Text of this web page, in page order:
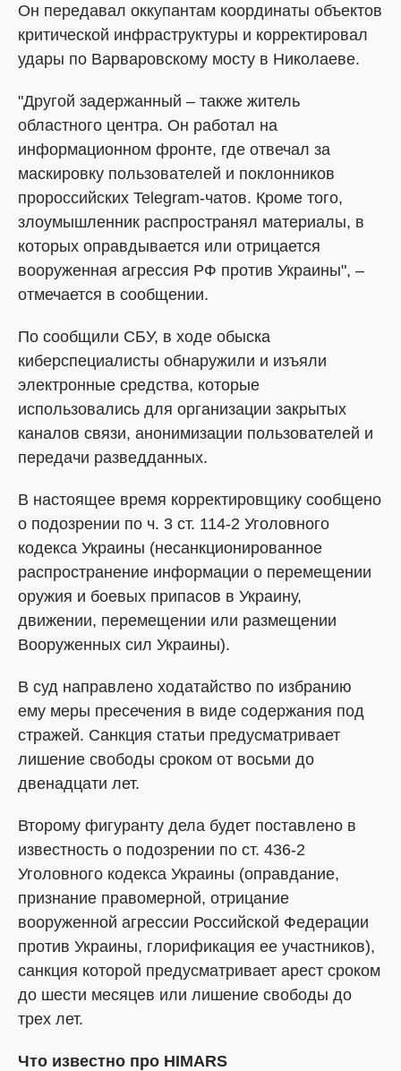
Он передавал оккупантам координаты объектов
критической инфраструктуры и корректировал
удары по Варваровскому мосту в Николаеве.
"Другой задержанный – также житель
областного центра. Он работал на
информационном фронте, где отвечал за
маскировку пользователей и поклонников
пророссийских Telegram-чатов. Кроме того,
злоумышленник распространял материалы, в
которых оправдывается или отрицается
вооруженная агрессия РФ против Украины", –
отмечается в сообщении.
По сообщили СБУ, в ходе обыска
киберспециалисты обнаружили и изъяли
электронные средства, которые
использовались для организации закрытых
каналов связи, анонимизации пользователей и
передачи разведданных.
В настоящее время корректировщику сообщено
о подозрении по ч. 3 ст. 114-2 Уголовного
кодекса Украины (несанкционированное
распространение информации о перемещении
оружия и боевых припасов в Украину,
движении, перемещении или размещении
Вооруженных сил Украины).
В суд направлено ходатайство по избранию
ему меры пресечения в виде содержания под
стражей. Санкция статьи предусматривает
лишение свободы сроком от восьми до
двенадцати лет.
Второму фигуранту дела будет поставлено в
известность о подозрении по ст. 436-2
Уголовного кодекса Украины (оправдание,
признание правомерной, отрицание
вооруженной агрессии Российской Федерации
против Украины, глорификация ее участников),
санкция которой предусматривает арест сроком
до шести месяцев или лишение свободы до
трех лет.
Что известно про HIMARS